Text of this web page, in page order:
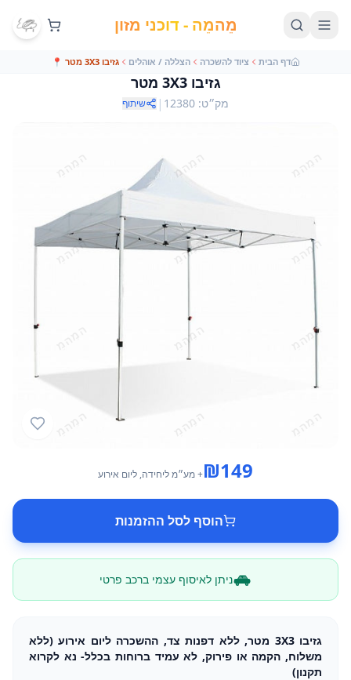
מֵהמֵה - דוכני מזון
דף הבית ציוד להשכרה הצללה / אוהלים גזיבו 3X3 מטר 📍
גזיבו 3X3 מטר
מק״ט:
12380
| שיתוף
₪149 + מע״מליחידה, ליום אירוע
הוסף לסל ההזמנות
ניתן לאיסוף עצמי ברכב פרטי
גזיבו 3X3 מטר, ללא דפנות צד, ההשכרה ליום אירוע (ללא
משלוח, הקמה או פירוק, לא עמיד ברוחות בכלל- נא לקרוא
תקנון)